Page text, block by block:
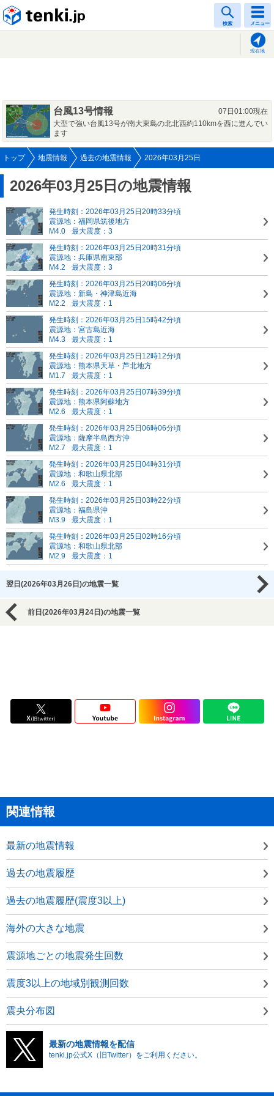
検索 メニュー
現在地
台風13号情報
07日01:00現在
大型で強い台風13号が南大東島の北北西約110kmを西に進んでい
ます
トップ 地震情報 過去の地震情報 2026年03月25日
2026年03月25日の地震情報
発生時刻：2026年03月25日20時33分頃
震源地：福岡県筑後地方
M4.0
最大震度：3
発生時刻：2026年03月25日20時31分頃
震源地：兵庫県南東部
M4.2
最大震度：3
発生時刻：2026年03月25日20時06分頃
震源地：新島・神津島近海
M2.2
最大震度：1
発生時刻：2026年03月25日15時42分頃
震源地：宮古島近海
M4.3
最大震度：1
発生時刻：2026年03月25日12時12分頃
震源地：熊本県天草・芦北地方
M1.7
最大震度：1
発生時刻：2026年03月25日07時39分頃
震源地：熊本県阿蘇地方
M2.6
最大震度：1
発生時刻：2026年03月25日06時06分頃
震源地：薩摩半島西方沖
M2.7
最大震度：1
発生時刻：2026年03月25日04時31分頃
震源地：和歌山県北部
M2.6
最大震度：1
発生時刻：2026年03月25日03時22分頃
震源地：福島県沖
M3.9
最大震度：1
発生時刻：2026年03月25日02時16分頃
震源地：和歌山県北部
M2.9
最大震度：1
翌日(2026年03月26日)の地震一覧
前日(2026年03月24日)の地震一覧
関連情報
最新の地震情報
過去の地震履歴
過去の地震履歴(震度3以上)
海外の大きな地震
震源地ごとの地震発生回数
震度3以上の地域別観測回数
震央分布図
最新の地震情報を配信
tenki.jp公式X（旧Twitter）をご利用ください。